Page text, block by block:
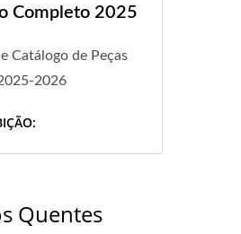
Completo 2025
Catálogo de Peças
2026
Quentes